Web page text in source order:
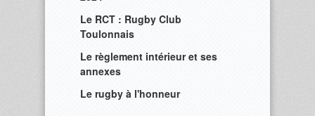
Le RCT : Rugby Club
Toulonnais
Le règlement intérieur et ses
annexes
Le rugby à l'honneur